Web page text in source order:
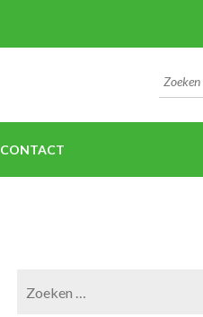
Zoeken
naar:
CONTACT